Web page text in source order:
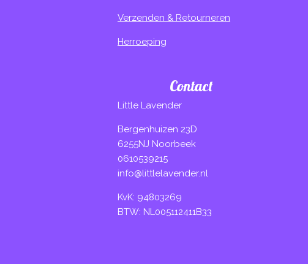
Verzenden & Retourneren
Herroeping
Contact
Little Lavender
Bergenhuizen 23D
6255NJ Noorbeek
0610539215
info@littlelavender.nl
KvK: 94803269
BTW: NL005112411B33